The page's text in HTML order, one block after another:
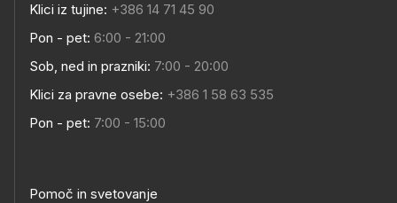
Klici iz tujine: +386 14 71 45 90
Pon - pet: 6:00 - 21:00
Sob, ned in prazniki: 7:00 - 20:00
Klici za pravne osebe: +386 1 58 63 535
Pon - pet: 7:00 - 15:00
Pomoč in svetovanje